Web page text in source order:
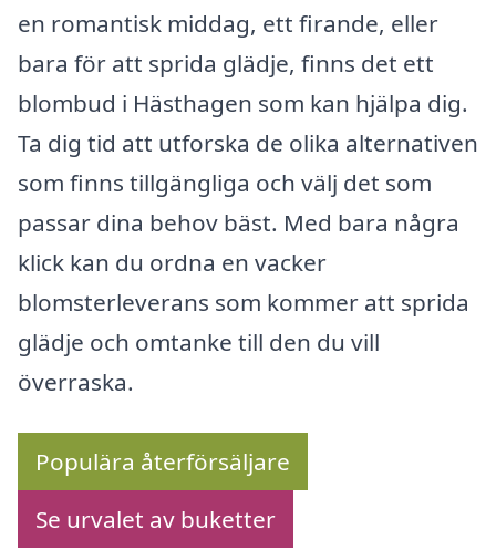
en romantisk middag, ett firande, eller
bara för att sprida glädje, finns det ett
blombud i Hästhagen som kan hjälpa dig.
Ta dig tid att utforska de olika alternativen
som finns tillgängliga och välj det som
passar dina behov bäst. Med bara några
klick kan du ordna en vacker
blomsterleverans som kommer att sprida
glädje och omtanke till den du vill
överraska.
Populära återförsäljare
Se urvalet av buketter